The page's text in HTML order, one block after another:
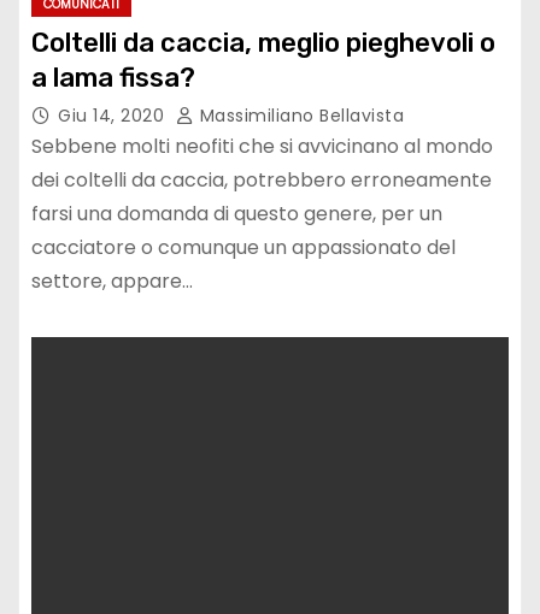
COMUNICATI
Coltelli da caccia, meglio pieghevoli o
a lama fissa?
Giu 14, 2020 Massimiliano Bellavista
Sebbene molti neofiti che si avvicinano al mondo
dei coltelli da caccia, potrebbero erroneamente
farsi una domanda di questo genere, per un
cacciatore o comunque un appassionato del
settore, appare…